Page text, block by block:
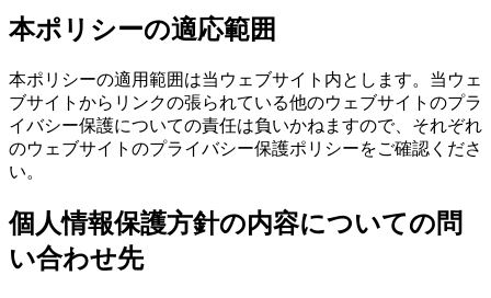
本ポリシーの適応範囲
本ポリシーの適用範囲は当ウェブサイト内とします。当ウェ
ブサイトからリンクの張られている他のウェブサイトのプラ
イバシー保護についての責任は負いかねますので、それぞれ
のウェブサイトのプライバシー保護ポリシーをご確認くださ
い。
個人情報保護方針の内容についての問
い合わせ先